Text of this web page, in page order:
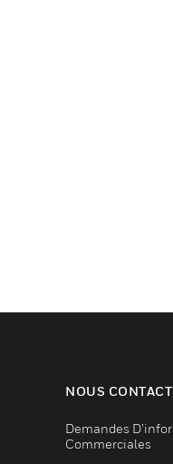
NOUS
Demandes
Commerciales